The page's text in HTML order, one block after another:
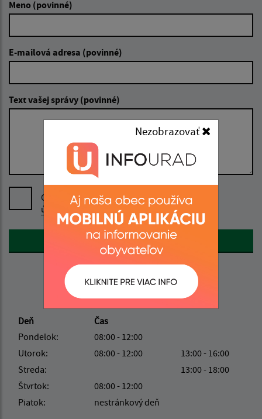
Nezobrazovať
Meno (povinné)
E-mailová adresa (povinné)
Text vašej správy (povinné)
Oboznámil som sa sospracúvaním osobných
údajov
Google reCaptcha ResponseOdoslať správu
Úradné hodiny:
Deň
Čas
Pondelok:
08:00 - 12:00
Utorok:
08:00 - 12:00
13:00 - 16:00
Streda:
13:00 - 18:00
Štvrtok:
08:00 - 12:00
Piatok:
nestránkový deň